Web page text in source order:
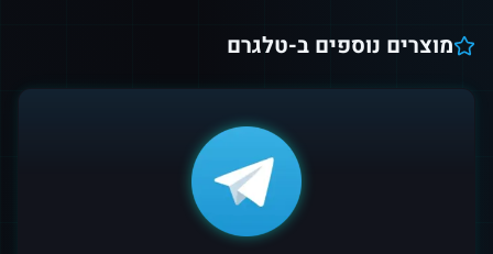
מוצרים נוספים ב-טלגרם